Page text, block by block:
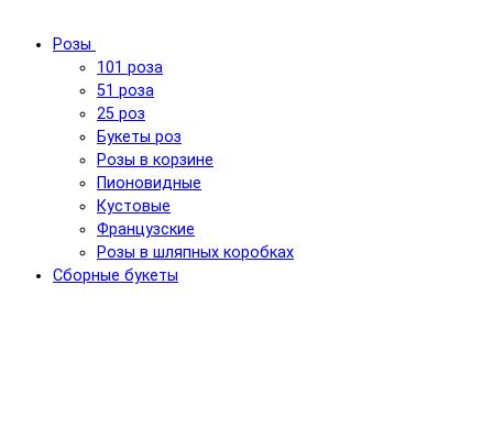
Розы
101 роза
51 роза
25 роз
Букеты роз
Розы в корзине
Пионовидные
Кустовые
Французские
Розы в шляпных коробках
Сборные букеты